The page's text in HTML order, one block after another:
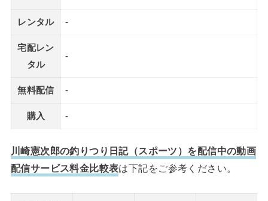
レンタル -
宅配レン
タル
-
無料配信 -
購入 -
川崎憲次郎の釣りつり日記（スポーツ）を配信中の動画
配信サービス料金比較表は下記をご参考ください。